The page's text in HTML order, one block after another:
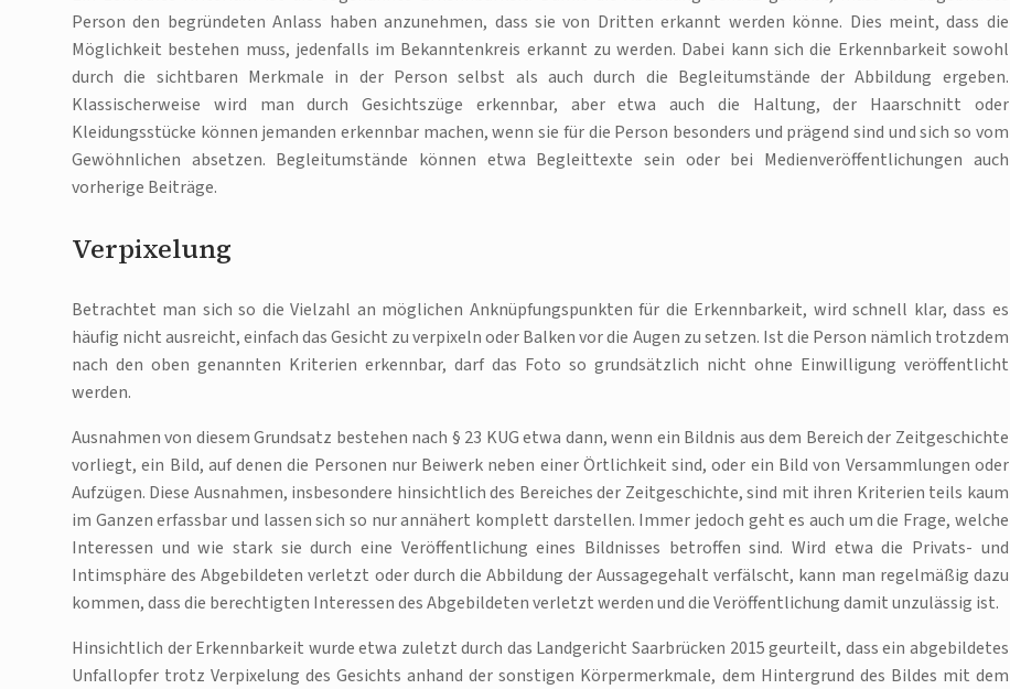
Person den begründeten Anlass haben anzunehmen, dass sie von Dritten erkannt werden könne. Dies meint, dass die
Möglichkeit bestehen muss, jedenfalls im Bekanntenkreis erkannt zu werden. Dabei kann sich die Erkennbarkeit sowohl
durch die sichtbaren Merkmale in der Person selbst als auch durch die Begleitumstände der Abbildung ergeben.
Klassischerweise wird man durch Gesichtszüge erkennbar, aber etwa auch die Haltung, der Haarschnitt oder
Kleidungsstücke können jemanden erkennbar machen, wenn sie für die Person besonders und prägend sind und sich so vom
Gewöhnlichen absetzen. Begleitumstände können etwa Begleittexte sein oder bei Medienveröffentlichungen auch
vorherige Beiträge.
Verpixelung
Betrachtet man sich so die Vielzahl an möglichen Anknüpfungspunkten für die Erkennbarkeit, wird schnell klar, dass es
häufig nicht ausreicht, einfach das Gesicht zu verpixeln oder Balken vor die Augen zu setzen. Ist die Person nämlich trotzdem
nach den oben genannten Kriterien erkennbar, darf das Foto so grundsätzlich nicht ohne Einwilligung veröffentlicht
werden.
Ausnahmen von diesem Grundsatz bestehen nach § 23 KUG etwa dann, wenn ein Bildnis aus dem Bereich der Zeitgeschichte
vorliegt, ein Bild, auf denen die Personen nur Beiwerk neben einer Örtlichkeit sind, oder ein Bild von Versammlungen oder
Aufzügen. Diese Ausnahmen, insbesondere hinsichtlich des Bereiches der Zeitgeschichte, sind mit ihren Kriterien teils kaum
im Ganzen erfassbar und lassen sich so nur annähert komplett darstellen. Immer jedoch geht es auch um die Frage, welche
Interessen und wie stark sie durch eine Veröffentlichung eines Bildnisses betroffen sind. Wird etwa die Privats- und
Intimsphäre des Abgebildeten verletzt oder durch die Abbildung der Aussagegehalt verfälscht, kann man regelmäßig dazu
kommen, dass die berechtigten Interessen des Abgebildeten verletzt werden und die Veröffentlichung damit unzulässig ist.
Hinsichtlich der Erkennbarkeit wurde etwa zuletzt durch das Landgericht Saarbrücken 2015 geurteilt, dass ein abgebildetes
Unfallopfer trotz Verpixelung des Gesichts anhand der sonstigen Körpermerkmale, dem Hintergrund des Bildes mit dem